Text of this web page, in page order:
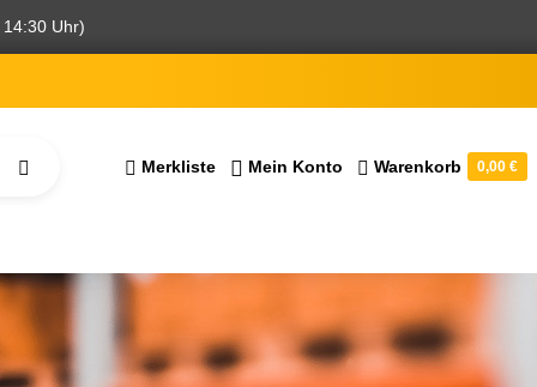
Uhr)
Merkliste Mein Konto Warenkorb 0,00 €